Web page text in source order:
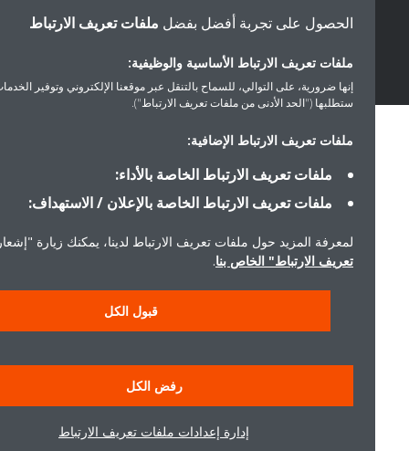
أخلاقيات الشركة
الحصول على تجربة أفضل بفضلملفات تعريف الارتباط
ملفات تعريف الارتباط الأساسية والوظيفية:
إنها ضرورية، على التوالي، للسماح بالتنقل عبر موقعنا الإلكتروني وتوفير الخدمات التي
ستطلبها ("الحد الأدنى من ملفات تعريف الارتباط").
ملفات تعريف الارتباط الإضافية:
ملفات تعريف الارتباط الخاصة بالأداء:
ملفات تعريف الارتباط الخاصة بالإعلان / الاستهداف:
لمعرفة المزيد حول ملفات تعريف الارتباط لدينا، يمكنك زيارة "إشعار
تعريف الارتباط" الخاص بنا.
قبول الكل
رفض الكل
إدارة إعدادات ملفات تعريف الارتباط